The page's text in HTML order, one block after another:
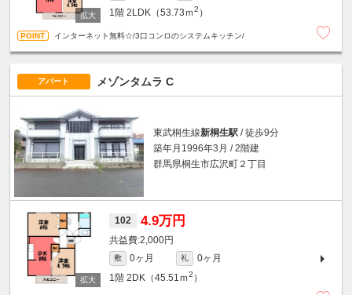
1階 2LDK（53.73ｍ2 ）
インターネット無料☆/3口コンロのシステムキッチン/
アパート メゾンタムラ C
東武桐生線新桐生駅 / 徒歩9分
築年月1996年3月 / 2階建
群馬県桐生市広沢町２丁目
102 4.9万円
2,000円
敷 0ヶ月 礼
0ヶ月
1階 2DK（45.51ｍ2 ）